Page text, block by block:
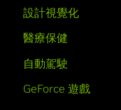
設計視覺化
醫療保健
自動駕駛
GeForce 遊戲